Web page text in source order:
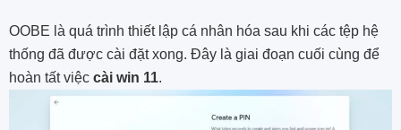
OOBE là quá trình thiết lập cá nhân hóa sau khi các tệp hệ
thống đã được cài đặt xong. Đây là giai đoạn cuối cùng để
hoàn tất việc cài win 11.